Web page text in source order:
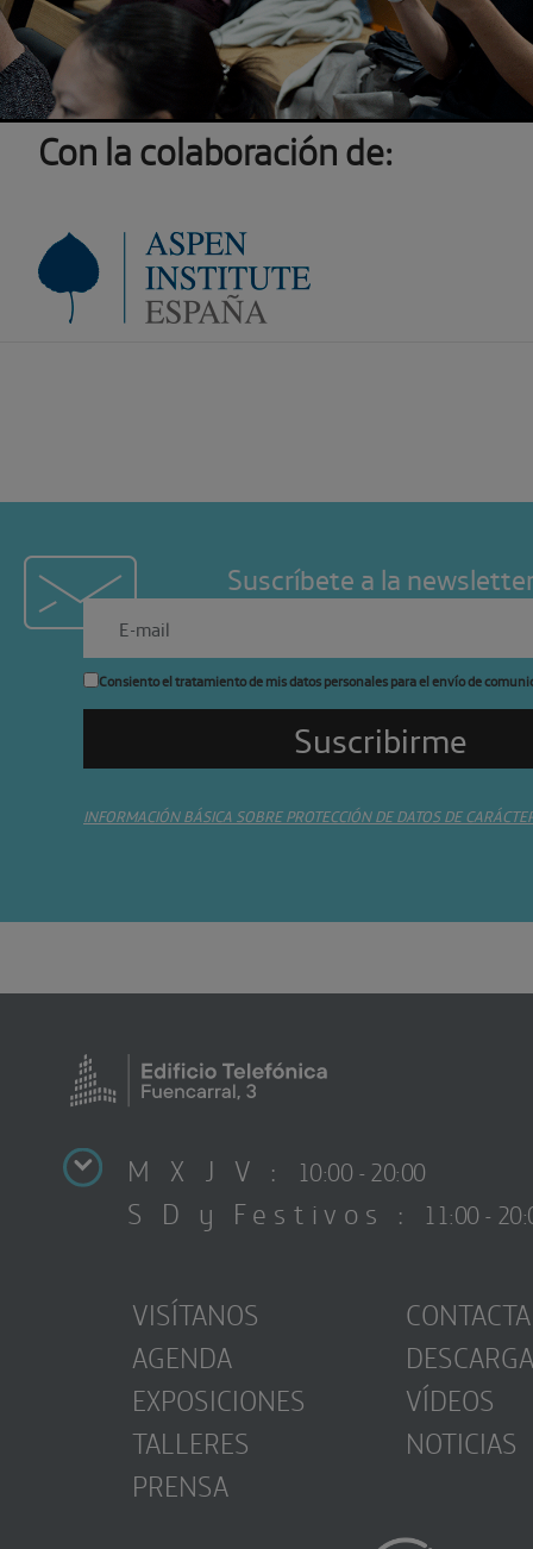
Con la colaboración de:
Suscríbete a la
Consiento el tratamiento de mis datos personales para el envío de
INFORMACIÓN BÁSICA SOBRE PROTECCIÓN DE DATOS DE
M X J V : 10:00 - 20:00
S D y Festivos : 11:00 -
VISÍTANOS
AGENDA
EXPOSICIONES
TALLERES
PRENSA
CONTACTA
VÍDEOS
NOTICIAS